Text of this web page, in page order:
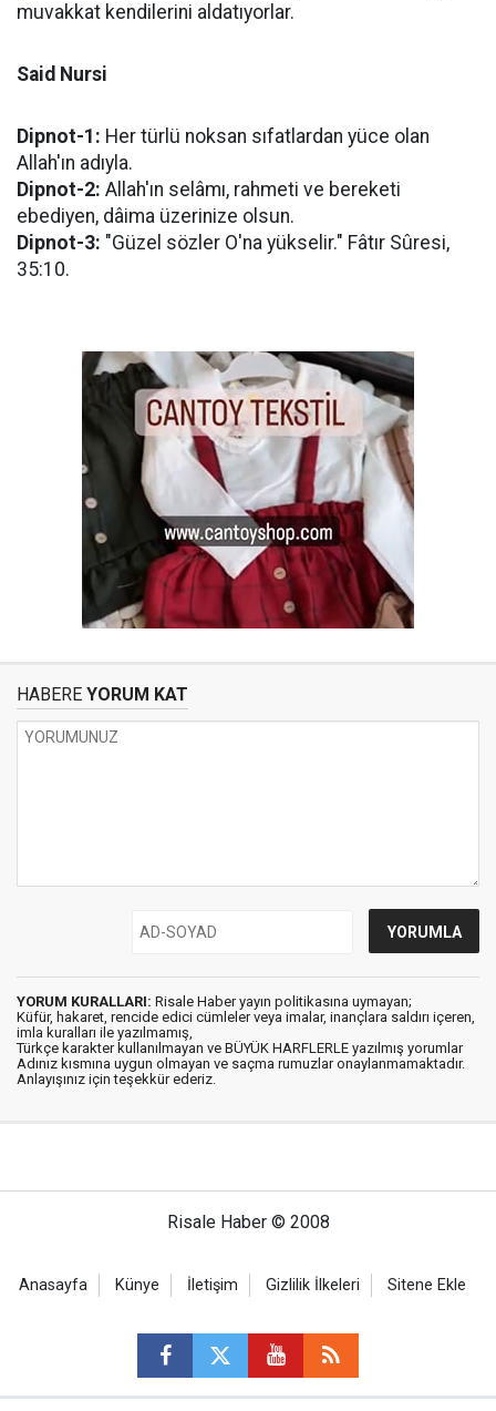
muvakkat kendilerini aldatıyorlar.
Said Nursi
Dipnot-1: Her türlü noksan sıfatlardan yüce olan
Allah'ın adıyla.
Dipnot-2: Allah'ın selâmı, rahmeti ve bereketi
ebediyen, dâima üzerinize olsun.
Dipnot-3: "Güzel sözler O'na yükselir." Fâtır Sûresi,
35:10.
HABERE YORUM KAT
YORUM KURALLARI: Risale Haber yayın politikasına uymayan;
Küfür, hakaret, rencide edici cümleler veya imalar, inançlara saldırı içeren,
imla kuralları ile yazılmamış,
Türkçe karakter kullanılmayan ve BÜYÜK HARFLERLE yazılmış yorumlar
Adınız kısmına uygun olmayan ve saçma rumuzlar onaylanmamaktadır.
Anlayışınız için teşekkür ederiz.
Risale Haber © 2008
Anasayfa Künye İletişim Gizlilik İlkeleri Sitene Ekle